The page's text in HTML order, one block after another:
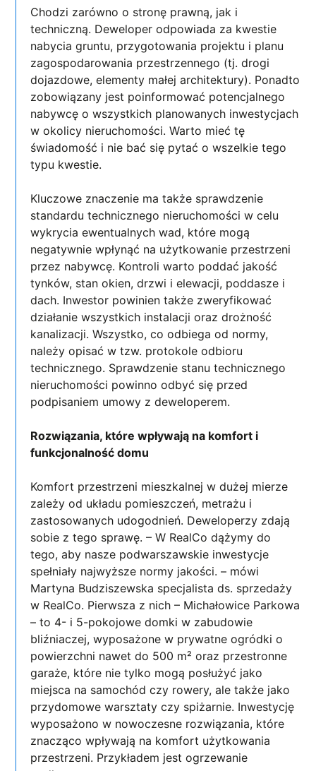
Chodzi zarówno o stronę prawną, jak i
techniczną. Deweloper odpowiada za kwestie
nabycia gruntu, przygotowania projektu i planu
zagospodarowania przestrzennego (tj. drogi
dojazdowe, elementy małej architektury). Ponadto
zobowiązany jest poinformować potencjalnego
nabywcę o wszystkich planowanych inwestycjach
w okolicy nieruchomości. Warto mieć tę
świadomość i nie bać się pytać o wszelkie tego
typu kwestie.
Kluczowe znaczenie ma także sprawdzenie
standardu technicznego nieruchomości w celu
wykrycia ewentualnych wad, które mogą
negatywnie wpłynąć na użytkowanie przestrzeni
przez nabywcę. Kontroli warto poddać jakość
tynków, stan okien, drzwi i elewacji, poddasze i
dach. Inwestor powinien także zweryfikować
działanie wszystkich instalacji oraz drożność
kanalizacji. Wszystko, co odbiega od normy,
należy opisać w tzw. protokole odbioru
technicznego. Sprawdzenie stanu technicznego
nieruchomości powinno odbyć się przed
podpisaniem umowy z deweloperem.
Rozwiązania, które wpływają na komfort i
funkcjonalność domu
Komfort przestrzeni mieszkalnej w dużej mierze
zależy od układu pomieszczeń, metrażu i
zastosowanych udogodnień. Deweloperzy zdają
sobie z tego sprawę. – W RealCo dążymy do
tego, aby nasze podwarszawskie inwestycje
spełniały najwyższe normy jakości. – mówi
Martyna Budziszewska specjalista ds. sprzedaży
w RealCo. Pierwsza z nich – Michałowice Parkowa
– to 4- i 5-pokojowe domki w zabudowie
bliźniaczej, wyposażone w prywatne ogródki o
powierzchni nawet do 500 m² oraz przestronne
garaże, które nie tylko mogą posłużyć jako
miejsca na samochód czy rowery, ale także jako
przydomowe warsztaty czy spiżarnie. Inwestycję
wyposażono w nowoczesne rozwiązania, które
znacząco wpływają na komfort użytkowania
przestrzeni. Przykładem jest ogrzewanie